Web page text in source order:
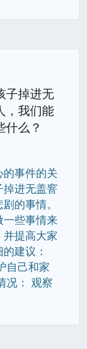
子掉进无
，我们能
什么？
事件的关
进无盖窨
的事情。
些事情来
提高大家
建议：
自己和家
况： 观察